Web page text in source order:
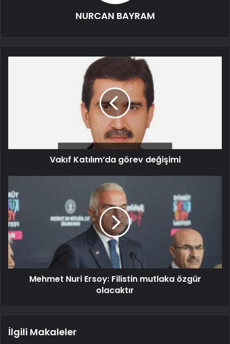
NURCAN BAYRAM
Vakıf Katılım’da görev değişimi
Mehmet Nuri Ersoy: Filistin mutlaka özgür
olacaktır
İlgili Makaleler